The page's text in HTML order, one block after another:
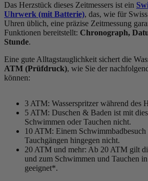
Das Herzstück dieses Zeitmessers ist ein
Uhrwerk (mit Batterie), das, wie für
Uhren üblich, eine präzise Zeitmessung
Funktionen bereitstellt: Chronograph,
Stunde.
Eine gute Alltagstauglichkeit sichert die
ATM (Prüfdruck), wie Sie der
können:
3 ATM: Wasserspritzer während des
5 ATM: Duschen & Baden ist mit
Schwimmen oder Tauchen nicht.
10 ATM: Einem
Tauchgängen hingegen nicht.
20 ATM und mehr: Ab 20 ATM gilt
und zum Schwimmen und Tauchen
geeignet*.